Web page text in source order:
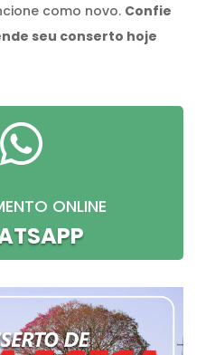
como novo. Confie
seu conserto hoje

ONLINE